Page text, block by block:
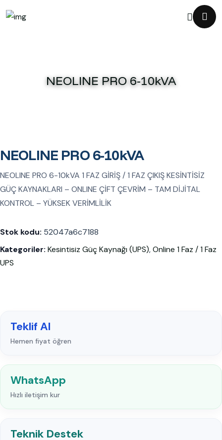
NEOLINE PRO 6-10kVA
NEOLINE PRO 6-10kVA
NEOLINE PRO 6-10kVA 1 FAZ GİRİŞ / 1 FAZ ÇIKIŞ KESİNTİSİZ
GÜÇ KAYNAKLARI – ONLINE ÇİFT ÇEVRİM – TAM DİJİTAL
KONTROL – YÜKSEK VERİMLİLİK
Stok kodu: 52047a6c7188
Kategoriler: Kesintisiz Güç Kaynağı (UPS),Online 1 Faz / 1 Faz
UPS
Teklif Al
Hemen fiyat öğren
WhatsApp
Hızlı iletişim kur
Teknik Destek